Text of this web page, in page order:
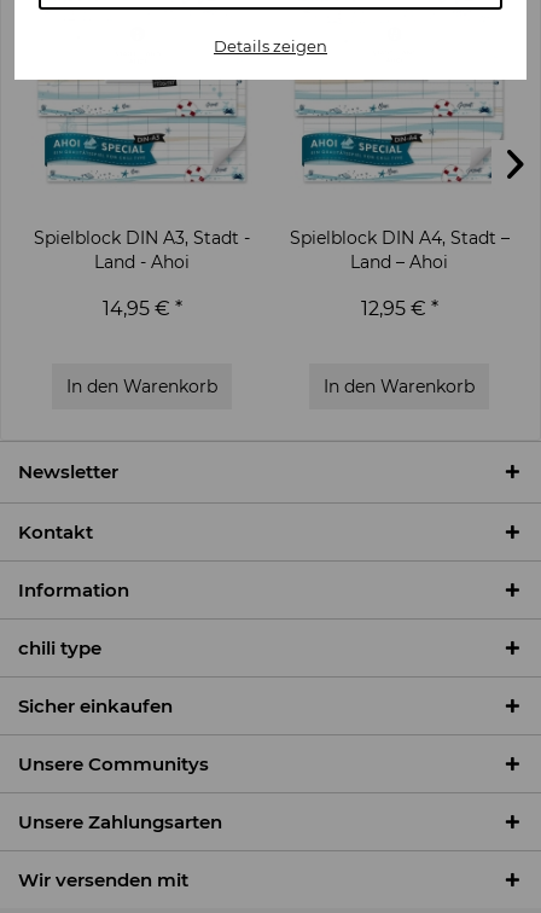
Details zeigen
Spielblock DIN A3, Stadt -
Land - Ahoi
14,95 € *
In den Warenkorb
Spielblock DIN A4, Stadt –
Land – Ahoi
12,95 € *
In den Warenkorb
Newsletter
Kontakt
Information
chili type
Sicher einkaufen
Unsere Communitys
Unsere Zahlungsarten
Wir versenden mit